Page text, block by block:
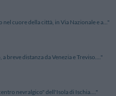
cuore della città, in Via Nazionale e a..."
breve distanza da Venezia e Treviso...."
nevralgico" dell'Isola di Ischia...."